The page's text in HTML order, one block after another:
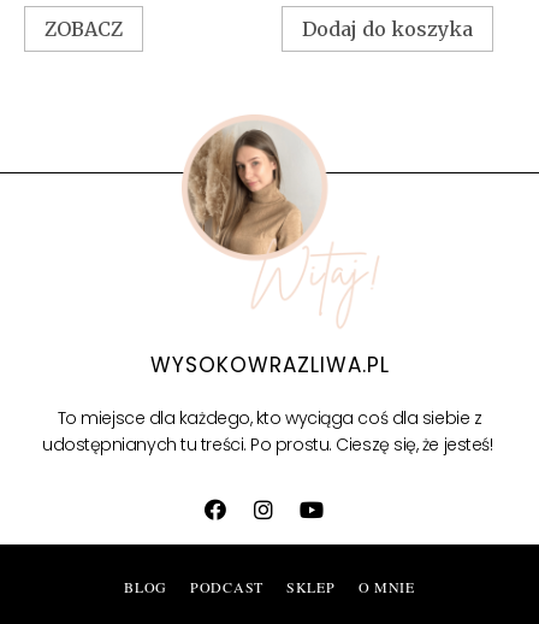
ZOBACZ Dodaj do koszyka
WYSOKOWRAZLIWA.PL
To miejsce dla każdego, kto wyciąga coś dla siebie z
udostępnianych tu treści. Po prostu. Cieszę się, że jesteś!
BLOG PODCAST SKLEP O MNIE